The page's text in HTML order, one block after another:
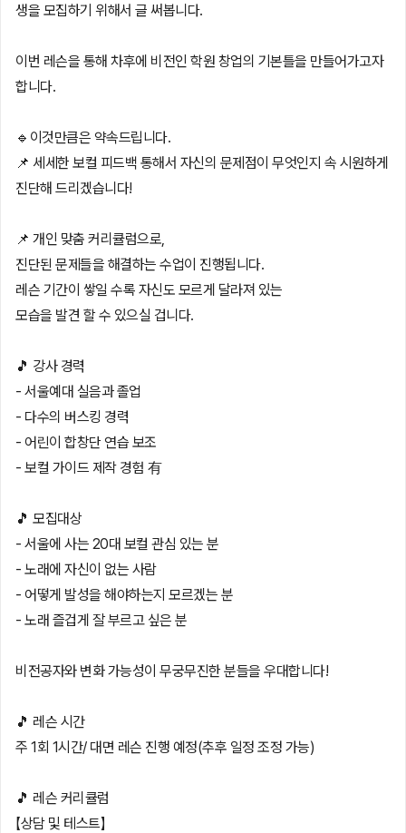
생을 모집하기 위해서 글 써봅니다.
이번 레슨을 통해 차후에 비전인 학원 창업의 기본틀을 만들어가고자
합니다.
🔹이것만큼은 약속드립니다.
📌 세세한 보컬 피드백 통해서 자신의 문제점이 무엇인지 속 시원하게
진단해 드리겠습니다!
📌 개인 맞춤 커리큘럼으로,
진단된 문제들을 해결하는 수업이 진행됩니다.
레슨 기간이 쌓일 수록 자신도 모르게 달라져 있는
모습을 발견 할 수 있으실 겁니다.
🎵 강사 경력
- 서울예대 실음과 졸업
- 다수의 버스킹 경력
- 어린이 합창단 연습 보조
- 보컬 가이드 제작 경험 有
🎵 모집대상
- 서울에 사는 20대 보컬 관심 있는 분
- 노래에 자신이 없는 사람
- 어떻게 발성을 해야하는지 모르겠는 분
- 노래 즐겁게 잘 부르고 싶은 분
비전공자와 변화 가능성이 무궁무진한 분들을 우대합니다!
🎵 레슨 시간
주 1회 1시간/ 대면 레슨 진행 예정(추후 일정 조정 가능)
🎵 레슨 커리큘럼
【상담 및 테스트】